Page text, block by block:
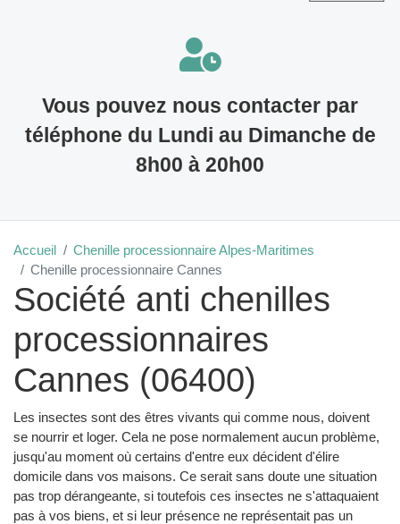
Vous pouvez nous contacter par
téléphone du Lundi au Dimanche de
8h00 à 20h00
Accueil
Chenille processionnaire Alpes-Maritimes
Chenille processionnaire Cannes
Société anti chenilles
processionnaires
Cannes (06400)
Les insectes sont des êtres vivants qui comme nous, doivent
se nourrir et loger. Cela ne pose normalement aucun problème,
jusqu'au moment où certains d'entre eux décident d'élire
domicile dans vos maisons. Ce serait sans doute une situation
pas trop dérangeante, si toutefois ces insectes ne s'attaquaient
pas à vos biens, et si leur présence ne représentait pas un